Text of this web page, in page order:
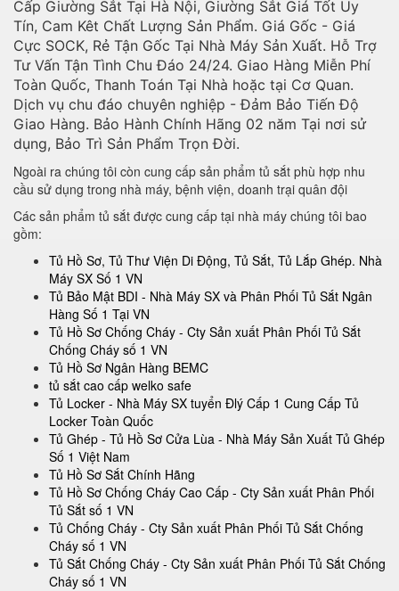
Cấp Giường Sắt Tại Hà Nội, Giường Sắt Giá Tốt Uy
Tín, Cam Kêt Chất Lượng Sản Phẩm. Giá Gốc - Giá
Cực SOCK, Rẻ Tận Gốc Tại Nhà Máy Sản Xuất. Hỗ Trợ
Tư Vấn Tận Tình Chu Đáo 24/24. Giao Hàng Miễn Phí
Toàn Quốc, Thanh Toán Tại Nhà hoặc tại Cơ Quan.
Dịch vụ chu đáo chuyên nghiệp - Đảm Bảo Tiến Độ
Giao Hàng. Bảo Hành Chính Hãng 02 năm Tại nơi sử
dụng, Bảo Trì Sản Phẩm Trọn Đời.
Ngoài ra chúng tôi còn cung cấp sản phẩm tủ sắt phù hợp nhu
cầu sử dụng trong nhà máy, bệnh viện, doanh trại quân đội
Các sản phẩm tủ sắt được cung cấp tại nhà máy chúng tôi bao
gồm:
Tủ Hồ Sơ, Tủ Thư Viện Di Động, Tủ Sắt, Tủ Lắp Ghép. Nhà
Máy SX Số 1 VN
Tủ Bảo Mật BDI - Nhà Máy SX và Phân Phối Tủ Sắt Ngân
Hàng Số 1 Tại VN
Tủ Hồ Sơ Chống Cháy - Cty Sản xuất Phân Phối Tủ Sắt
Chống Cháy số 1 VN
Tủ Hồ Sơ Ngân Hàng BEMC
tủ sắt cao cấp welko safe
Tủ Locker - Nhà Máy SX tuyển Đlý Cấp 1 Cung Cấp Tủ
Locker Toàn Quốc
Tủ Ghép - Tủ Hồ Sơ Cửa Lùa - Nhà Máy Sản Xuất Tủ Ghép
Số 1 Việt Nam
Tủ Hồ Sơ Sắt Chính Hãng
Tủ Hồ Sơ Chống Cháy Cao Cấp - Cty Sản xuất Phân Phối
Tủ Sắt số 1 VN
Tủ Chống Cháy - Cty Sản xuất Phân Phối Tủ Sắt Chống
Cháy số 1 VN
Tủ Sắt Chống Cháy - Cty Sản xuất Phân Phối Tủ Sắt Chống
Cháy số 1 VN